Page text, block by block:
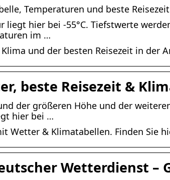
Temperaturen und beste Reisezeit
liegt hier bei -55°C. Tiefstwerte
im …
und der besten Reisezeit in der
beste Reisezeit &
der größeren Höhe und der
hier bei …
Wetter & Klimatabellen. Finden Sie
Wetterdienst –